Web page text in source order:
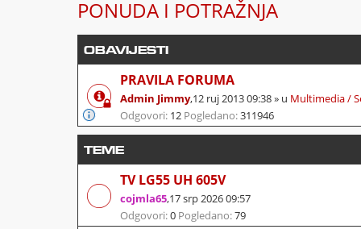
PONUDA I POTRAŽNJA
OBAVIJESTI
PRAVILA FORUMA
Admin Jimmy,12 ruj 2013 09:38» u Multimedia /
Odgovori: 12 Pogledano:311946
TEME
TV LG55 UH 605V
cojmla65,17 srp 2026 09:57
Odgovori:0 Pogledano:79